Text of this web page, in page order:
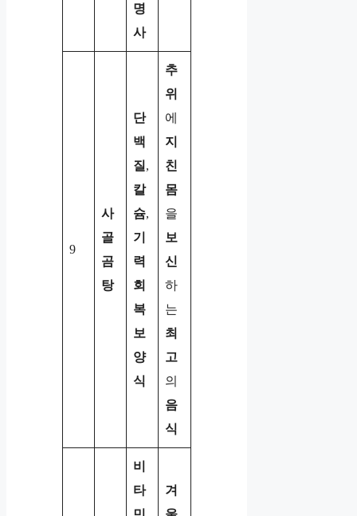
명
사
9
사
골
곰
탕
단
백
질 ,
칼
슘,
기
력
회
복
보
양
식
추
위
에
지
친
몸
을
보
신
하
는
최
고
의
음
식
비
타
겨